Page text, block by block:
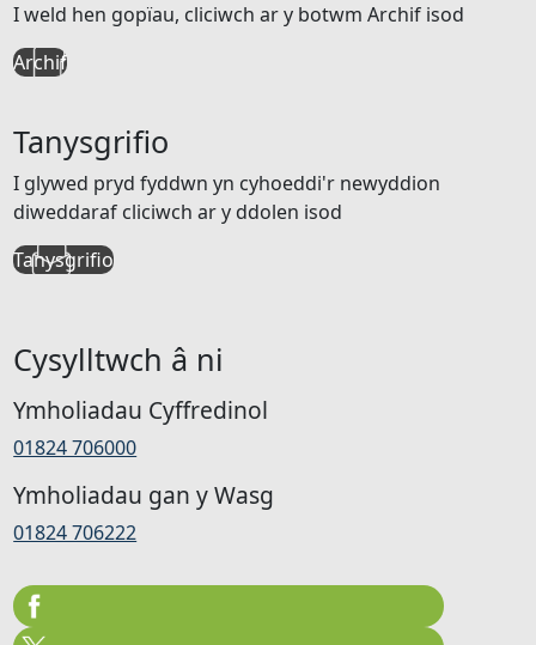
I weld hen gopïau, cliciwch ar y botwm Archif isod
Archif
Tanysgrifio
I glywed pryd fyddwn yn cyhoeddi'r newyddion
diweddaraf cliciwch ar y ddolen isod
Tanysgrifio
Cysylltwch â ni
Ymholiadau Cyffredinol
01824 706000
Ymholiadau gan y Wasg
01824 706222